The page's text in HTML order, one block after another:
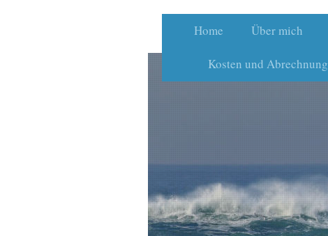
Home Über mich
Kosten und Abrechnung